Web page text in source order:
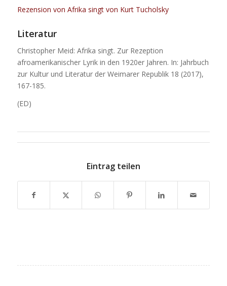
Rezension von Afrika singt von Kurt Tucholsky
Literatur
Christopher Meid: Afrika singt. Zur Rezeption
afroamerikanischer Lyrik in den 1920er Jahren. In: Jahrbuch
zur Kultur und Literatur der Weimarer Republik 18 (2017),
167-185.
(ED)
Eintrag teilen